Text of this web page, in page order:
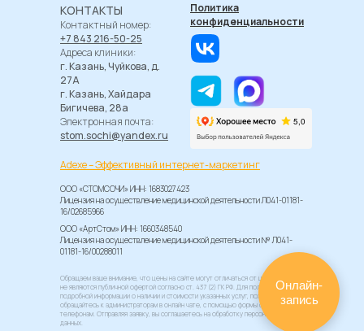
Обращаем ваше внимание, что цены на сайте могут отличаться от цен в Клинике и
не являются публичной офертой согласно ст. 437 (2) ГК РФ. Для получения
подробной информации о наличии и стоимости указанных услуг, пожалуйста,
обращайтесь к администраторам в онлайн чате, с помощью формы связи или по
телефонам. Отправляя заявку, вы соглашаетесь на обработку персональных
данных.
Политика
конфиденциальности
ООО «СТОМСОЧИ» ИНН: 1683027423
Лицензия на осуществление медицинской деятельности Л041-01181-
16/02685966
ООО «АртСтом» ИНН: 1660348540
Лицензия на осуществление медицинской деятельности № Л041-
01181-16/00288011
Adexe – Эффективный интернет-маркетинг
КОНТАКТЫ
Контактный номер:
+7 843 216-50-25
Адреса клиники:
г. Казань, Чуйкова, д.
27А
г. Казань, Хайдара
Бигичева, 28а
Электронная почта:
stom.sochi@yandex.ru
Онлайн-
запись